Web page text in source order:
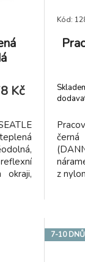
Kč
okraji,
Kód:
z
7-10 DNŮ